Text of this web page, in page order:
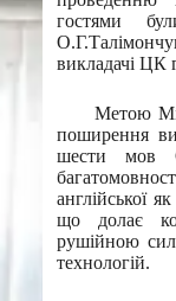
гостями
викладачі ЦК
Метою
поширення
шести мов
англійської
що долає
рушійною
технологій.